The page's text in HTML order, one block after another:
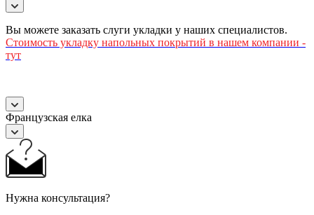
Вы можете заказать слуги укладки у наших специалистов.
Стоимость укладку напольных покрытий в нашем компании -
тут
Французская елка
Нужна консультация?